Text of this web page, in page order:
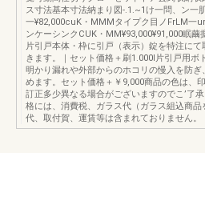
ス寸法基本寸法納まり図-.1.~1け一問、ン一
一¥82,000cuK・MMMタイプク目ノFrLM一
ンケーシンクCUK・MM¥93,000¥91,000眠繭
片引戸本体・枠に引戸（表示）錠を特注に
きます。｜セット価格＋刷1.000I片引戸用ボ
明かり漏れや外部からのホコリの慢入を防ぎ
めます。セット価格＋￥9,000商品の色は、
訂正多少異なる場合がございますのでこ’了
格には、消費税、ガラス代（ガラス組込商品
代、取付賀、運賃等は含まれておりません。